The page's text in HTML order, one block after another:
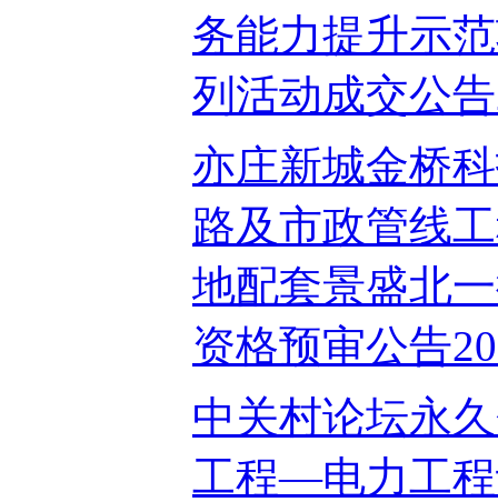
务能力提升示
列活动成交公
亦庄新城金桥
路及市政管线
地配套景盛北
资格预审公告
中关村论坛永
工程—电力工